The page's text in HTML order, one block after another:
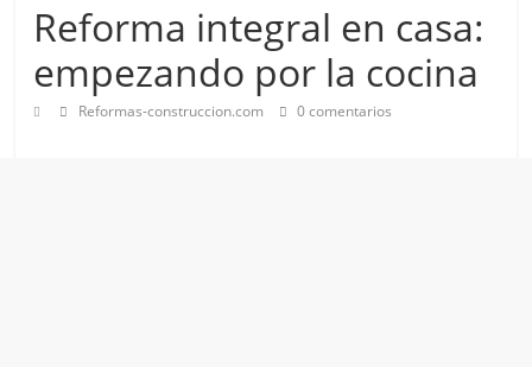
Reforma integral en casa:
empezando por la cocina
Reformas-construccion.com 0 comentarios